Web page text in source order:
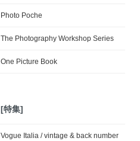
Photo Poche
The Photography Workshop Series
One Picture Book
[特集]
Vogue Italia / vintage & back number